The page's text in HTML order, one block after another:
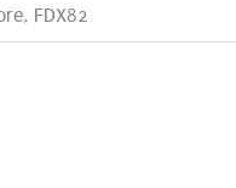
FDX82